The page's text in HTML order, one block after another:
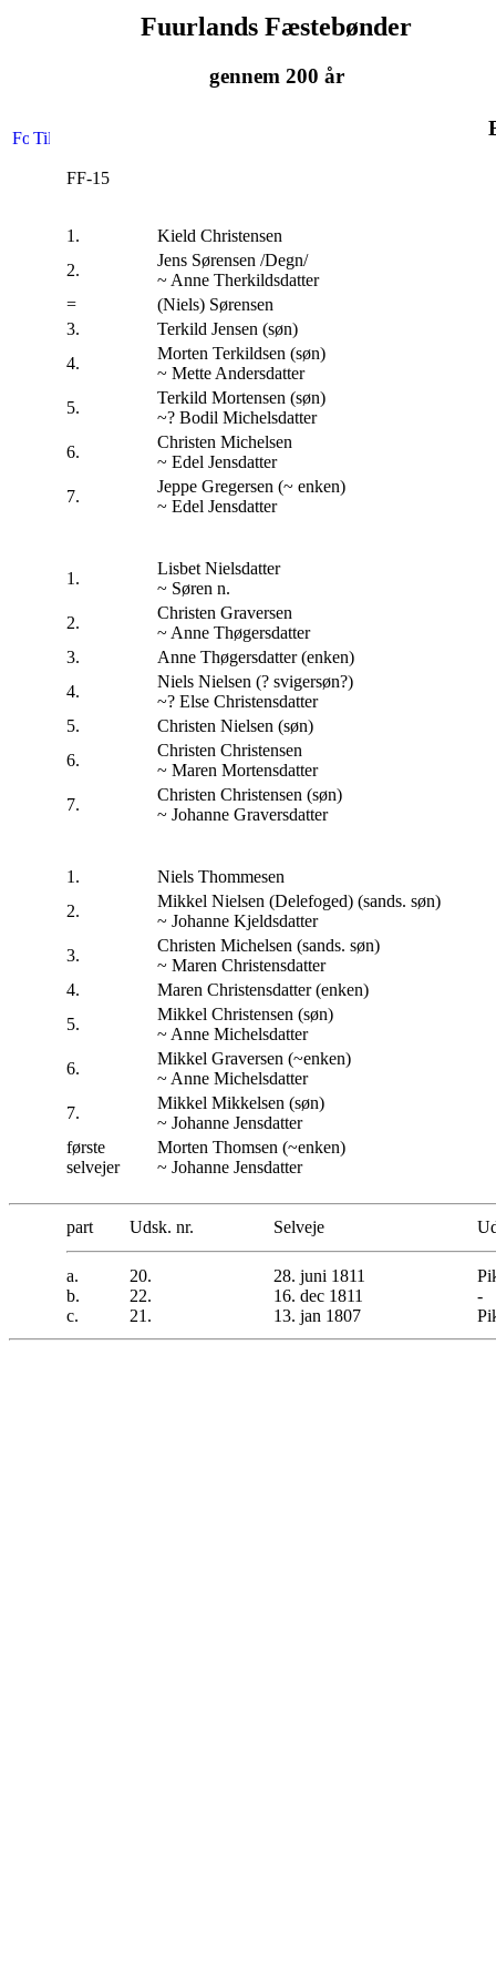
Fuurlands Fæstebønder
gennem 200 år
FF-15
1.
Kield Christensen
2.
Jens Sørensen /Degn/
~ Anne Therkildsdatter
=
(Niels) Sørensen
3.
Terkild Jensen (søn)
4.
Morten Terkildsen (søn)
~ Mette Andersdatter
5.
Terkild Mortensen (søn)
~? Bodil Michelsdatter
6.
Christen Michelsen
~ Edel Jensdatter
7.
Jeppe Gregersen (~ enken)
~ Edel Jensdatter
1.
Lisbet Nielsdatter
~ Søren n.
2.
Christen Graversen
~ Anne Thøgersdatter
3.
Anne Thøgersdatter (enken)
4.
Niels Nielsen (? svigersøn?)
~? Else Christensdatter
5.
Christen Nielsen (søn)
6.
Christen Christensen
~ Maren Mortensdatter
7.
Christen Christensen (søn)
~ Johanne Graversdatter
1.
Niels Thommesen
2.
Mikkel Nielsen (Delefoged) (sands. søn)
~ Johanne Kjeldsdatter
3.
Christen Michelsen (sands. søn)
~ Maren Christensdatter
4.
Maren Christensdatter (enken)
5.
Mikkel Christensen (søn)
~ Anne Michelsdatter
6.
Mikkel Graversen (~enken)
~ Anne Michelsdatter
7.
Mikkel Mikkelsen (søn)
~ Johanne Jensdatter
første
selvejer
Morten Thomsen (~enken)
~ Johanne Jensdatter
part Udsk. nr. Selveje
a.
b.
c.
20.
22.
21.
28. juni 1811
16. dec 1811
13. jan 1807
-